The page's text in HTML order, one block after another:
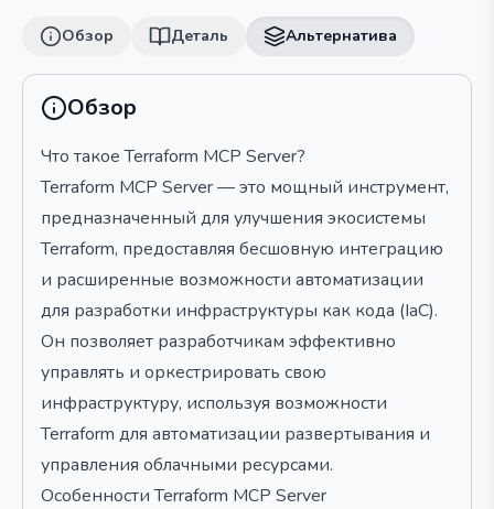
Обзор Деталь Альтернатива
Обзор
Что такое Terraform MCP Server?
Terraform MCP Server — это мощный инструмент,
предназначенный для улучшения экосистемы
Terraform, предоставляя бесшовную интеграцию
и расширенные возможности автоматизации
для разработки инфраструктуры как кода (IaC).
Он позволяет разработчикам эффективно
управлять и оркестрировать свою
инфраструктуру, используя возможности
Terraform для автоматизации развертывания и
управления облачными ресурсами.
Особенности Terraform MCP Server